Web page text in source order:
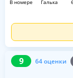
в номере галька
9 64 оценки
9 64 оценки